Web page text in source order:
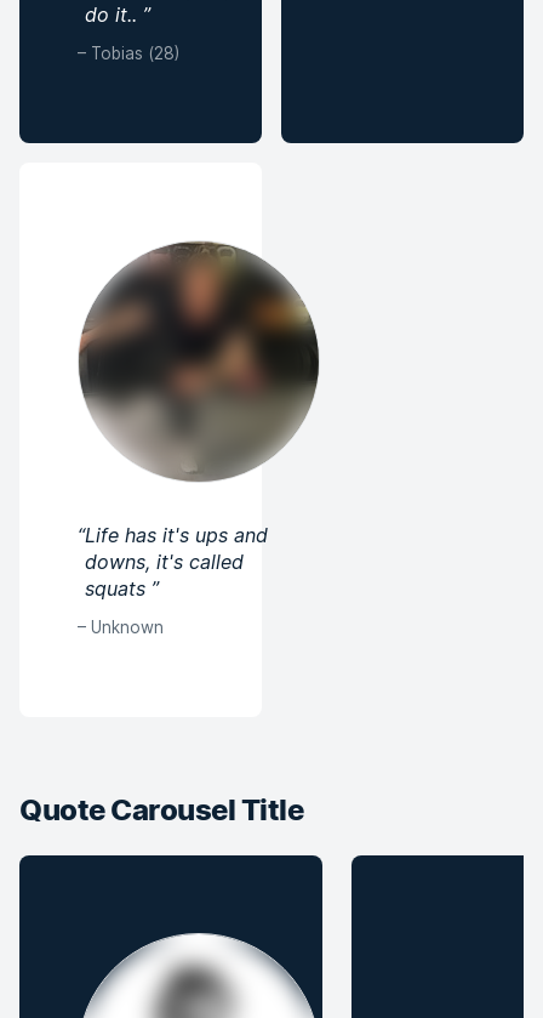
do it.. ”
– Tobias (28)
“Life has it's ups and
downs, it's called
squats ”
– Unknown
Quote Carousel Title